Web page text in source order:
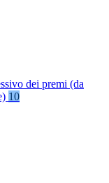
dei premi (da
10